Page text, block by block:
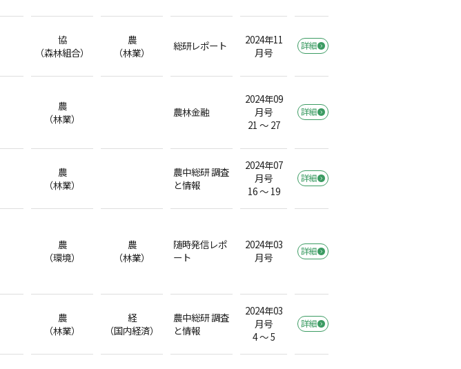
協
（森林組合）
農
（林業）
総研レポート
2024年11
月号
詳細
農
（林業）
農林金融
2024年09
月号
21 ～ 27
詳細
農
（林業）
農中総研 調査
と情報
2024年07
月号
16 ～ 19
詳細
農
（環境）
農
（林業）
随時発信レポ
ート
2024年03
月号
詳細
農
（林業）
経
（国内経済）
農中総研 調査
と情報
2024年03
月号
4 ～ 5
詳細